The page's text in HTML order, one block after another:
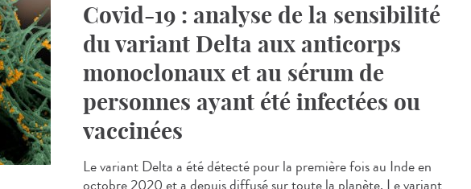
Covid-19 : analyse de la sensibilité
du variant Delta aux anticorps
monoclonaux et au sérum de
personnes ayant été infectées ou
vaccinées
Le variant Delta a été détecté pour la première fois au Inde en